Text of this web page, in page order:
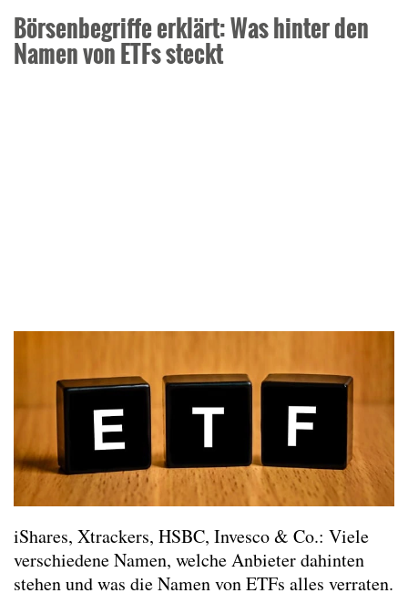
Börsenbegriffe erklärt: Was hinter den
Namen von ETFs steckt
iShares, Xtrackers, HSBC, Invesco & Co.: Viele
verschiedene Namen, welche Anbieter dahinten
stehen und was die Namen von ETFs alles verraten.